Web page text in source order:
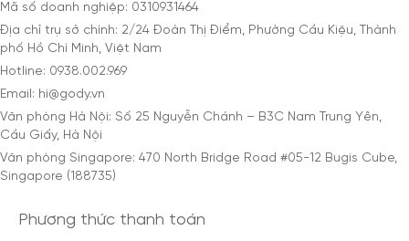
Mã số doanh nghiệp: 0310931464
Địa chỉ trụ sở chính: 2/24 Đoàn Thị Điểm, Phường Cầu Kiệu, Thành
phố Hồ Chí Minh, Việt Nam
Hotline: 0938.002.969
Email: hi@gody.vn
Văn phòng Hà Nội: Số 25 Nguyễn Chánh – B3C Nam Trung Yên,
Cầu Giấy, Hà Nội
Văn phòng Singapore: 470 North Bridge Road #05-12 Bugis Cube,
Singapore (188735)
Phương thức thanh toán